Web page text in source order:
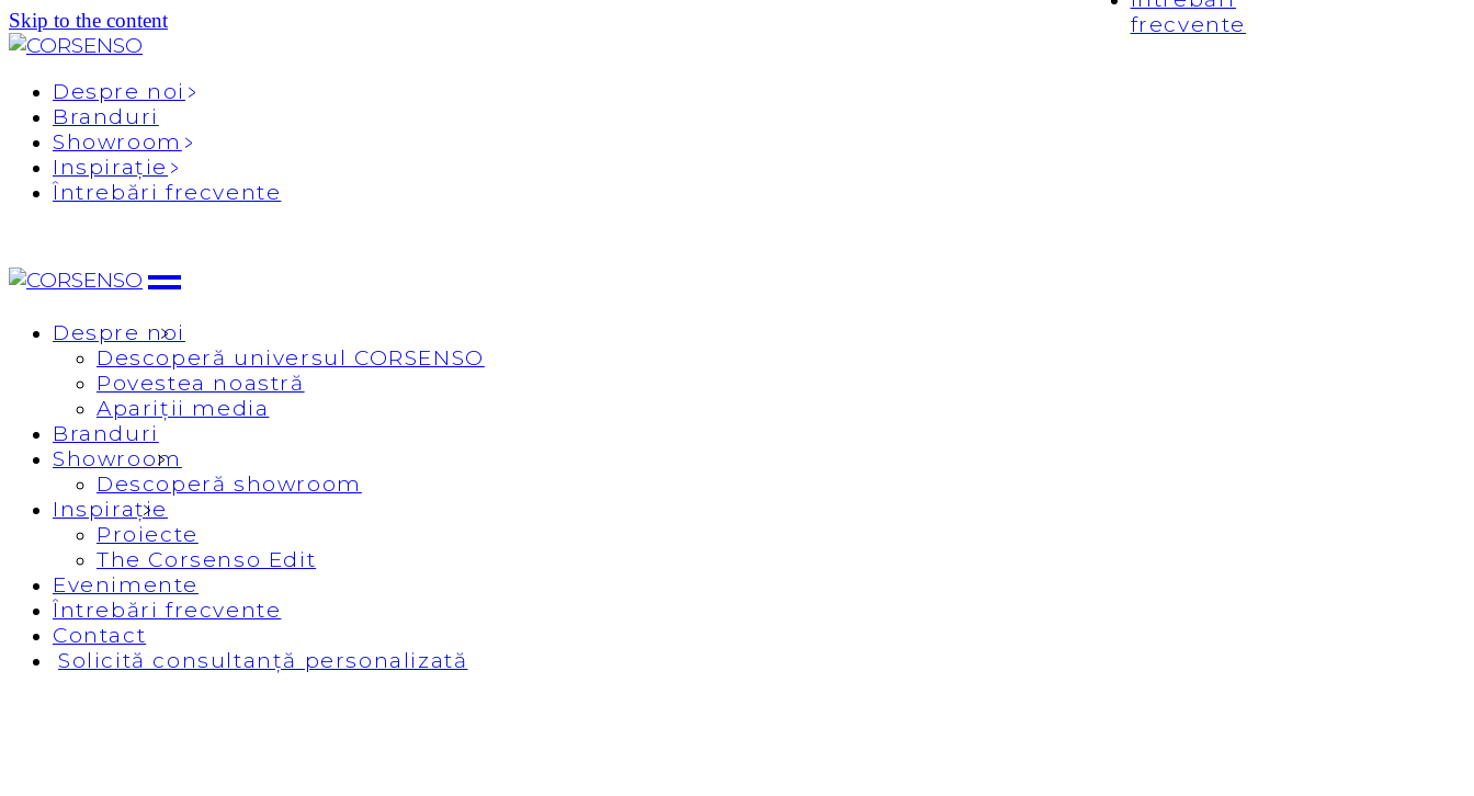
Skip to the content
Despre noi
Branduri
Showroom
Inspirație
Întrebări frecvente
Descoperă
Povestea
noastră
Apariții media
Descoperă
showroom
Evenimente
Proiecte
The Corsenso
Edit
frecvente
Despre noi
Descoperă universul CORSENSO
Povestea noastră
Apariții media
Branduri
Showroom
Descoperă showroom
Inspirație
Proiecte
The Corsenso Edit
Evenimente
Întrebări frecvente
Contact
Solicită consultanță personalizată